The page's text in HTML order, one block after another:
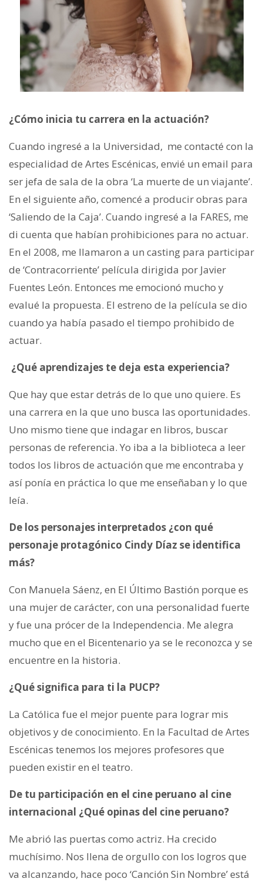
¿Cómo inicia tu carrera en la actuación?
Cuando ingresé a la Universidad, me contacté con la
especialidad de Artes Escénicas, envié un email para
ser jefa de sala de la obra ‘La muerte de un viajante’.
En el siguiente año, comencé a producir obras para
‘Saliendo de la Caja’. Cuando ingresé a la FARES, me
di cuenta que habían prohibiciones para no actuar.
En el 2008, me llamaron a un casting para participar
de ‘Contracorriente’ película dirigida por Javier
Fuentes León. Entonces me emocionó mucho y
evalué la propuesta. El estreno de la película se dio
cuando ya había pasado el tiempo prohibido de
actuar.
¿Qué aprendizajes te deja esta experiencia?
Que hay que estar detrás de lo que uno quiere. Es
una carrera en la que uno busca las oportunidades.
Uno mismo tiene que indagar en libros, buscar
personas de referencia. Yo iba a la biblioteca a leer
todos los libros de actuación que me encontraba y
así ponía en práctica lo que me enseñaban y lo que
leía.
De los personajes interpretados ¿con qué
personaje protagónico Cindy Díaz se identifica
más?
Con Manuela Sáenz, en El Último Bastión porque es
una mujer de carácter, con una personalidad fuerte
y fue una prócer de la Independencia. Me alegra
mucho que en el Bicentenario ya se le reconozca y se
encuentre en la historia.
¿Qué significa para ti la PUCP?
La Católica fue el mejor puente para lograr mis
objetivos y de conocimiento. En la Facultad de Artes
Escénicas tenemos los mejores profesores que
pueden existir en el teatro.
De tu participación en el cine peruano al cine
internacional ¿Qué opinas del cine peruano?
Me abrió las puertas como actriz. Ha crecido
muchísimo. Nos llena de orgullo con los logros que
va alcanzando, hace poco ‘Canción Sin Nombre’ está